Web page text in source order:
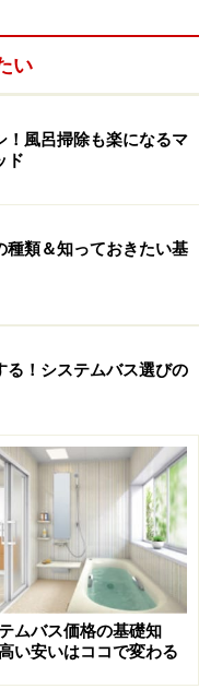
もちろん掃除のしや
が、空間のデザイン
。比較的選択肢の少
ディネートの幅も広
ともできるのではな
内容をご確認くださ
】
い
！風呂掃除も楽になるマ
ド
種類＆知っておきたい基
る！システムバス選びの
ムバス価格の基礎知
い安いはココで変わる